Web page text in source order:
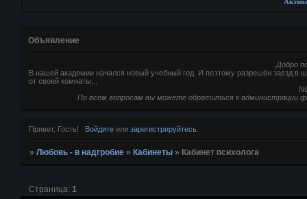
Объявление
Добро
В нашей академии начался новый учебный год. И поэтому разрешён заезд в
от своей комнаты...
По всем вопросам вы можете обратиться к администрации
Привет, Гость! Войдитеили зарегистрируйтесь.
»Любовь - в надгробие » Кабинеты » Кабинет психолога
Страница: 1